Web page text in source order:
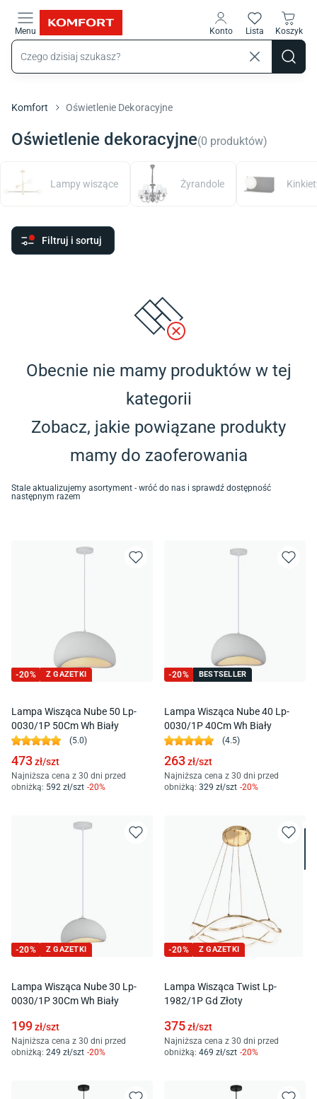
Menu Konto Lista Koszyk
Komfort Oświetlenie Dekoracyjne
Oświetlenie dekoracyjne(0 produktów)
Lampy wiszące Żyrandole
Filtruj i sortuj
Obecnie nie mamy produktów w tej
kategorii
Zobacz, jakie powiązane produkty
mamy do zaoferowania
Stale aktualizujemy asortyment - wróć do nas i sprawdź dostępność
następnym razem
-20% Z GAZETKI
Lampa Wisząca Nube 50 Lp-
0030/1P 50Cm Wh Biały
(5.0)
473zł/szt
Najniższa cena z 30 dni przed
obniżką: 592 zł/szt -20%
-20% BESTSELLER
Lampa Wisząca Nube 40 Lp-
0030/1P 40Cm Wh Biały
(4.5)
263zł/szt
Najniższa cena z 30 dni przed
obniżką: 329 zł/szt -20%
-20% Z GAZETKI
Lampa Wisząca Nube 30 Lp-
0030/1P 30Cm Wh Biały
199zł/szt
Najniższa cena z 30 dni przed
obniżką: 249 zł/szt -20%
-20% Z GAZETKI
Lampa Wisząca Twist Lp-
1982/1P Gd Złoty
375zł/szt
Najniższa cena z 30 dni przed
obniżką: 469 zł/szt -20%